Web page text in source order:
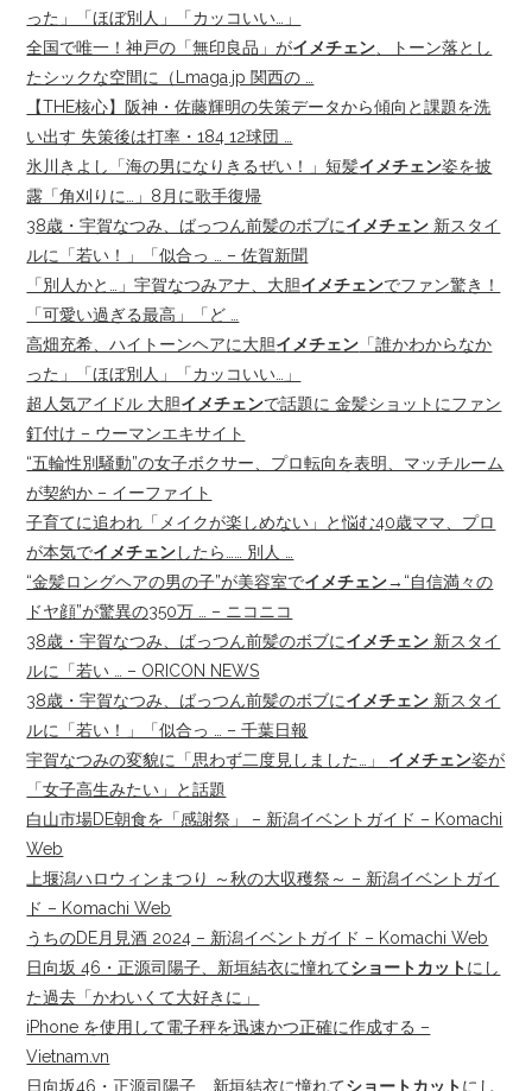
った」「ほぼ別人」「カッコいい…」
全国で唯一！神戸の「無印良品」がイメチェン 、トーン落とし
たシックな空間に（Lmaga.jp 関西の …
【THE核心】阪神・佐藤輝明の失策データから傾向と課題を洗
い出す 失策後は打率・184 12球団 …
氷川きよし「海の男になりきるぜい！」短髪イメチェン姿を披
露「角刈りに…」8月に歌手復帰
38歳・宇賀なつみ、ばっつん前髪のボブにイメチェン 新スタイ
ルに「若い！」「似合っ … – 佐賀新聞
「別人かと…」宇賀なつみアナ、大胆イメチェンでファン驚き！
「可愛い過ぎる最高」「ど …
高畑充希、ハイトーンヘアに大胆イメチェン 「誰かわからなか
った」「ほぼ別人」「カッコいい…」
超人気アイドル 大胆イメチェンで話題に 金髪ショットにファン
釘付け – ウーマンエキサイト
“五輪性別騒動”の女子ボクサー、プロ転向を表明、マッチルーム
が契約か – イーファイト
子育てに追われ「メイクが楽しめない」と悩む40歳ママ、プロ
が本気でイメチェンしたら…… 別人 …
“金髪ロングヘアの男の子”が美容室でイメチェン→“自信満々の
ドヤ顔”が驚異の350万 … – ニコニコ
38歳・宇賀なつみ、ばっつん前髪のボブにイメチェン 新スタイ
ルに「若い … – ORICON NEWS
38歳・宇賀なつみ、ばっつん前髪のボブにイメチェン 新スタイ
ルに「若い！」「似合っ … – 千葉日報
宇賀なつみの変貌に「思わず二度見しました…」 イメチェン姿が
「女子高生みたい」と話題
白山市場DE朝食を「感謝祭」 – 新潟イベントガイド – Komachi
Web
上堰潟ハロウィンまつり ～秋の大収穫祭～ – 新潟イベントガイ
ド – Komachi Web
うちのDE月見酒 2024 – 新潟イベントガイド – Komachi Web
日向坂 46・正源司陽子、新垣結衣に憧れてショートカットにし
た過去「かわいくて大好きに」
iPhone を使用して電子秤を迅速かつ正確に作成する –
Vietnam.vn
日向坂46・正源司陽子、新垣結衣に憧れてショートカットにし